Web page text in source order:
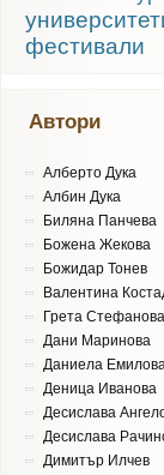
фестивали
Автори
Алберто Дука
Албин Дука
Биляна Панчева
Божена Жекова
Божидар Тонев
Валентина
Грета Стефанова
Дани Маринова
Даниела
Деница Иванова
Десислава
Десислава
Димитър Илчев